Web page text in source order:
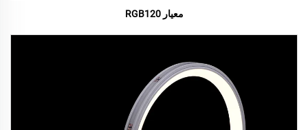
معيار RGB120